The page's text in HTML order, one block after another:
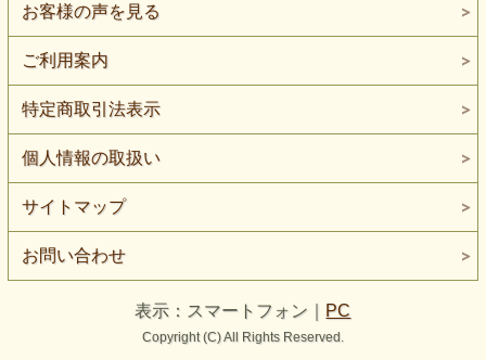
お客様の声を見る
ご利用案内
特定商取引法表示
個人情報の取扱い
サイトマップ
お問い合わせ
表示：スマートフォン｜ PC
Copyright (C) All Rights Reserved.